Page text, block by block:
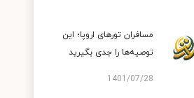
مسافران تورهای اروپا؛ این
توصیه‌ها را جدی بگیرید
1401/07/28